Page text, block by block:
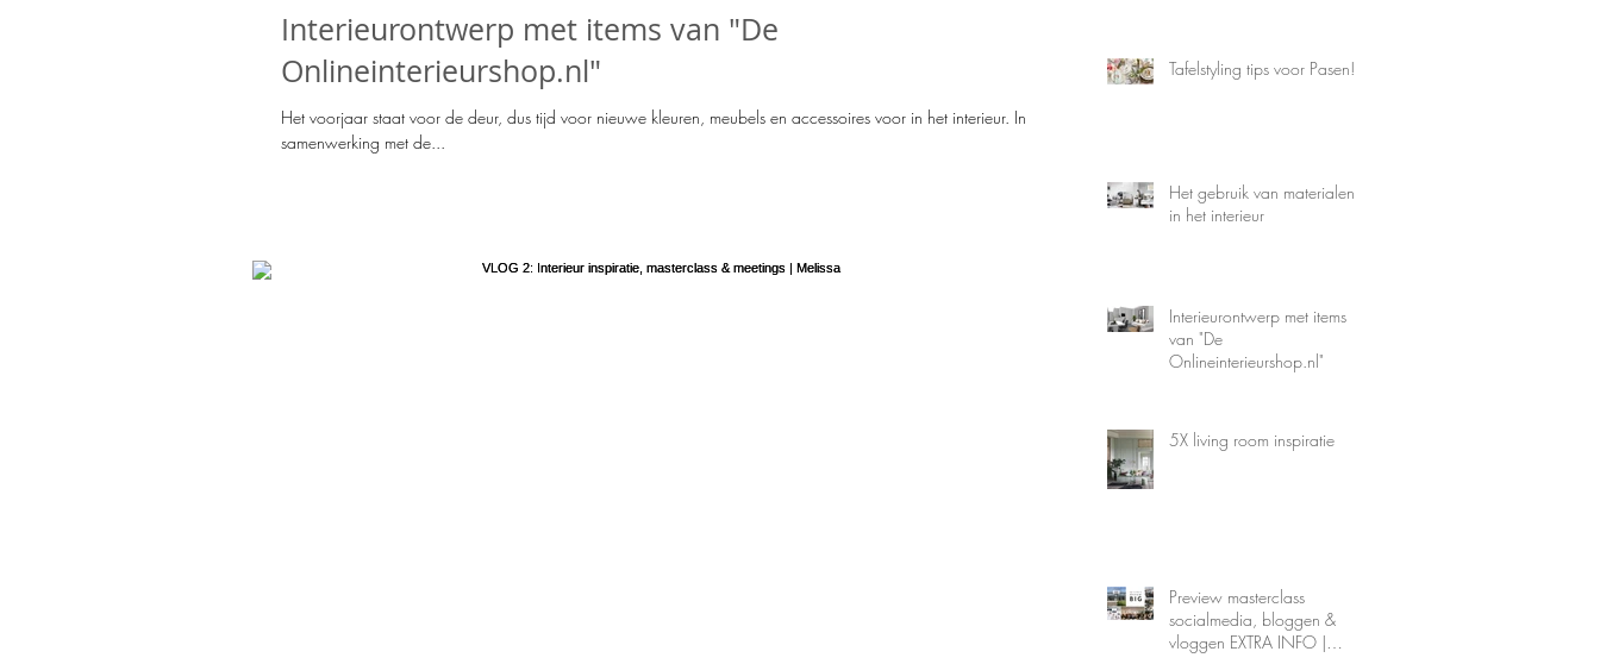
Interieurontwerp met items van "De
Onlineinterieurshop.nl"
Het voorjaar staat voor de deur, dus tijd voor nieuwe kleuren, meubels en accessoires voor in het interieur. In
samenwerking met de...
Tafelstyling tips voor Pasen!
Het gebruik van materialen
in het interieur
Interieurontwerp met items
van "De
Onlineinterieurshop.nl"
5X living room inspiratie
Preview masterclass
socialmedia, bloggen &
vloggen EXTRA INFO |